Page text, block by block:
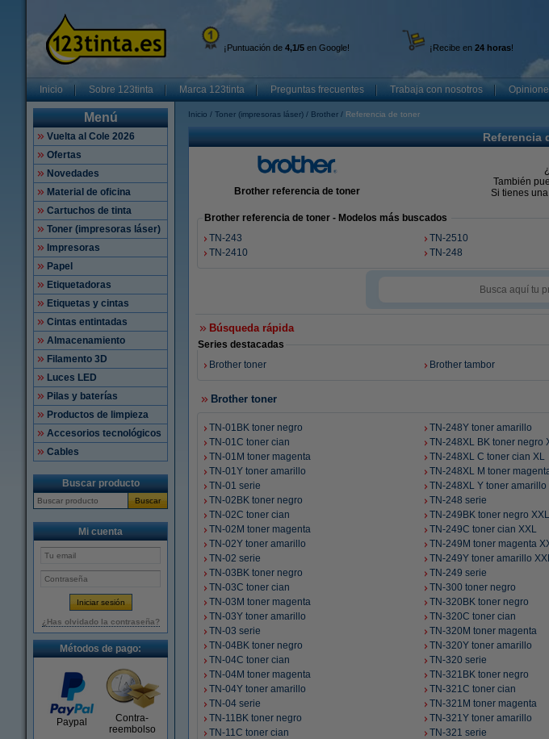
¡Puntuación de 4,1/5 en Google! ¡Recibe en 24 horas!
Inicio Sobre 123tinta Marca 123tinta Preguntas frecuentes Trabaja con nosotros
Menú
Vuelta al Cole 2026
Ofertas
Novedades
Material de oficina
Cartuchos de tinta
Toner (impresoras láser)
Impresoras
Papel
Etiquetadoras
Etiquetas y cintas
Cintas entintadas
Almacenamiento
Filamento 3D
Luces LED
Pilas y baterías
Productos de limpieza
Accesorios tecnológicos
Cables
Buscar producto
Buscar
Mi cuenta
¿Has olvidado la contraseña?
Métodos de pago:
Paypal
Contra-
reembolso
Inicio Toner (impresoras láser) Brother Referencia de toner
Referencia
Brother referencia de toner
También
Si tienes
Brother referencia de toner - Modelos más buscados
TN-243
TN-2410
TN-2510
TN-248
Búsqueda rápida
Series destacadas
Brother toner
Brother tambor
Brother toner
TN-01BK toner negro
TN-01C toner cian
TN-01M toner magenta
TN-01Y toner amarillo
TN-01 serie
TN-02BK toner negro
TN-02C toner cian
TN-02M toner magenta
TN-02Y toner amarillo
TN-02 serie
TN-03BK toner negro
TN-03C toner cian
TN-03M toner magenta
TN-03Y toner amarillo
TN-03 serie
TN-04BK toner negro
TN-04C toner cian
TN-04M toner magenta
TN-04Y toner amarillo
TN-04 serie
TN-11BK toner negro
TN-11C toner cian
TN-248Y toner amarillo
TN-248XL BK toner negro
TN-248XL C toner cian XL
TN-248XL M toner
TN-248XL Y toner amarillo
TN-248 serie
TN-249BK toner negro XXL
TN-249C toner cian XXL
TN-249M toner magenta
TN-249Y toner amarillo
TN-249 serie
TN-300 toner negro
TN-320BK toner negro
TN-320C toner cian
TN-320M toner magenta
TN-320Y toner amarillo
TN-320 serie
TN-321BK toner negro
TN-321C toner cian
TN-321M toner magenta
TN-321Y toner amarillo
TN-321 serie